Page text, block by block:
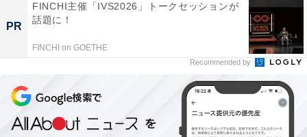
PR
FINCHI主催「IVS2026」トークセッションが
話題に！
FINCHI on GOETHE
Recommended by